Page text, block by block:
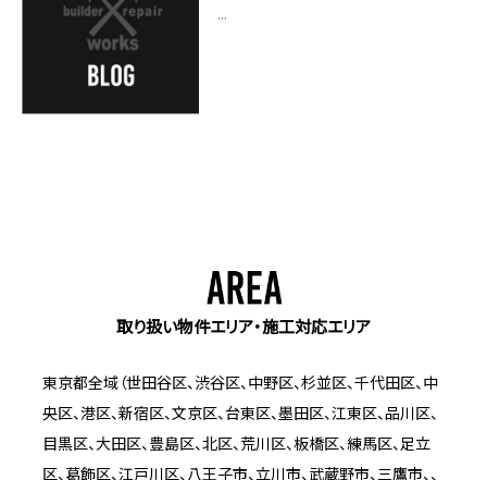
...
取り扱い物件エリア・施工対応エリア
東京都全域（世田谷区、渋谷区、中野区、杉並区、千代田区、中
央区、港区、新宿区、文京区、台東区、墨田区、江東区、品川区、
目黒区、大田区、豊島区、北区、荒川区、板橋区、練馬区、足立
区、葛飾区、江戸川区、八王子市、立川市、武蔵野市、三鷹市、、